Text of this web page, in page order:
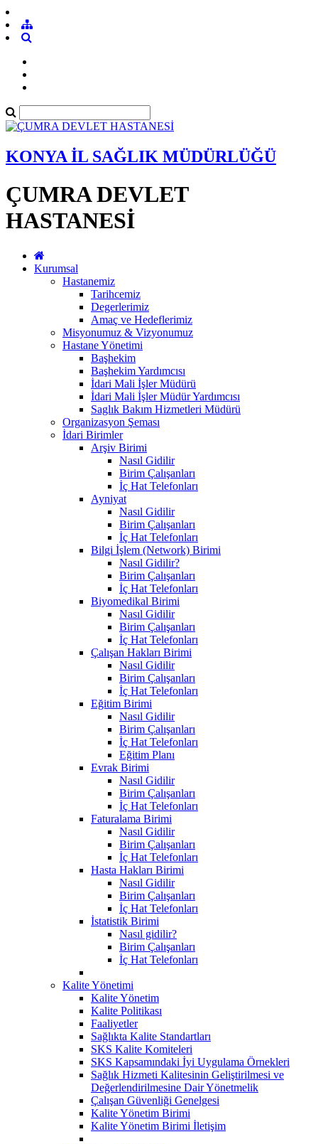
KONYA İL SAĞLIK MÜDÜRLÜĞÜ
ÇUMRA DEVLET
HASTANESİ
Kurumsal
Hastanemiz
Tarihcemiz
Degerlerimiz
Amaç ve Hedeflerimiz
Misyonumuz & Vizyonumuz
Hastane Yönetimi
Başhekim
Başhekim Yardımcısı
İdari Mali İşler Müdürü
İdari Mali İşler Müdür Yardımcısı
Saglık Bakım Hizmetleri Müdürü
Organizasyon Şeması
İdari Birimler
Arşiv Birimi
Nasıl Gidilir
Birim Çalışanları
İç Hat Telefonları
Ayniyat
Nasıl Gidilir
Birim Çalışanları
İç Hat Telefonları
Bilgi İşlem (Network) Birimi
Nasıl Gidilir?
Birim Çalışanları
İç Hat Telefonları
Biyomedikal Birimi
Nasıl Gidilir
Birim Çalışanları
İç Hat Telefonları
Çalışan Hakları Birimi
Nasıl Gidilir
Birim Çalışanları
İç Hat Telefonları
Eğitim Birimi
Nasıl Gidilir
Birim Çalışanları
İç Hat Telefonları
Eğitim Planı
Evrak Birimi
Nasıl Gidilir
Birim Çalışanları
İç Hat Telefonları
Faturalama Birimi
Nasıl Gidilir
Birim Çalışanları
İç Hat Telefonları
Hasta Hakları Birimi
Nasıl Gidilir
Birim Çalışanları
İç Hat Telefonları
İstatistik Birimi
Nasıl gidilir?
Birim Çalışanları
İç Hat Telefonları
Kalite Yönetimi
Kalite Yönetim
Kalite Politikası
Faaliyetler
Sağlıkta Kalite Standartları
SKS Kalite Komiteleri
SKS Kapsamındaki İyi Uygulama Örnekleri
Sağlık Hizmeti Kalitesinin Geliştirilmesi ve
Değerlendirilmesine Dair Yönetmelik
Çalışan Güvenliği Genelgesi
Kalite Yönetim Birimi
Kalite Yönetim Birimi İletişim